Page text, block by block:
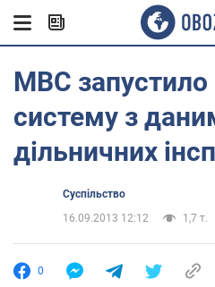
МВС запустило
систему з
дільничних
Суспільство
16.09.2013 12:12
1,7 т.
0